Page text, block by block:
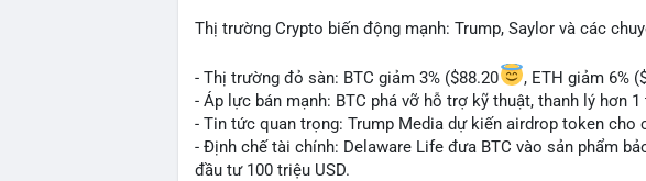
Thị trường Crypto biến động mạnh: Trump, Saylor và các
- Thị trường đỏ sàn: BTC giảm 3% ($88.20
, ETH giảm 6%
- Áp lực bán mạnh: BTC phá vỡ hỗ trợ kỹ thuật, thanh lý hơn 1
- Tin tức quan trọng: Trump Media dự kiến airdrop token cho
- Định chế tài chính: Delaware Life đưa BTC vào sản phẩm
đầu tư 100 triệu USD.